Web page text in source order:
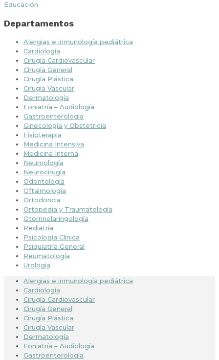
Educación
Departamentos
Alergias e inmunología pediátrica
Cardiología
Cirugía Cardiovascular
Cirugía General
Cirugía Plástica
Cirugía Vascular
Dermatología
Foniatría – Audiología
Gastroenterología
Ginecología y Obstetricia
Fisioterapia
Medicina Intensiva
Medicina Interna
Neumología
Neurocirugía
Odontología
Oftalmología
Ortodoncia
Ortopedia y Traumatología
Otorrinolaringología
Pediatría
Psicología Clínica
Psiquiatría General
Reumatología
Urología
Alergias e inmunología pediátrica
Cardiología
Cirugía Cardiovascular
Cirugía General
Cirugía Plástica
Cirugía Vascular
Dermatología
Foniatría – Audiología
Gastroenterología